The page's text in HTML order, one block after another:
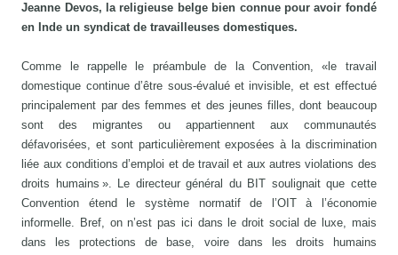
Jeanne Devos, la religieuse belge bien connue pour avoir fondé
en Inde un syndicat de travailleuses domestiques.
Comme le rappelle le préambule de la Convention, «le travail
domestique continue d’être sous-évalué et invisible, et est effectué
principalement par des femmes et des jeunes filles, dont beaucoup
sont des migrantes ou appartiennent aux communautés
défavorisées, et sont particulièrement exposées à la discrimination
liée aux conditions d’emploi et de travail et aux autres violations des
droits humains ». Le directeur général du BIT soulignait que cette
Convention étend le système normatif de l’OIT à l’économie
informelle. Bref, on n’est pas ici dans le droit social de luxe, mais
dans les protections de base, voire dans les droits humains